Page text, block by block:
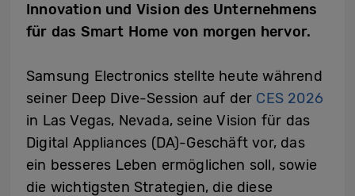
Innovation und Vision des Unternehmens
für das Smart Home von morgen hervor.
Samsung Electronics stellte heute während
seiner Deep Dive-Session auf der CES 2026
in Las Vegas, Nevada, seine Vision für das
Digital Appliances (DA)-Geschäft vor, das
ein besseres Leben ermöglichen soll, sowie
die wichtigsten Strategien, die diese